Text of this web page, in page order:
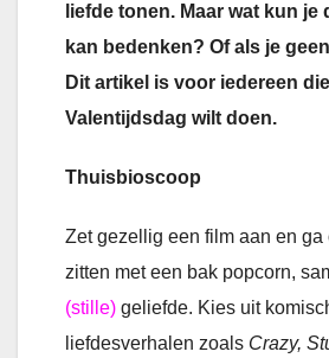
liefde tonen. Maar wat kun je
kan bedenken? Of als je
Dit artikel is voor iedereen
Valentijdsdag wilt doen.
Thuisbioscoop
Zet gezellig een film aan en ga
zitten met een bak popcorn,
(stille) geliefde. Kies uit
liefdesverhalen zoals Crazy,